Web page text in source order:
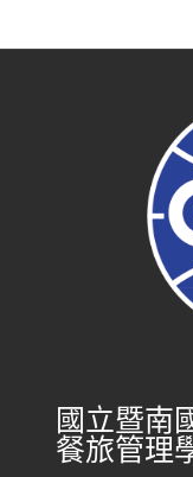
國立暨南
餐旅管理